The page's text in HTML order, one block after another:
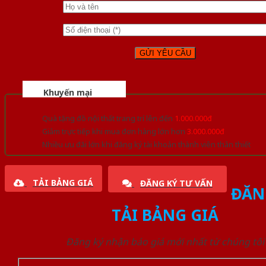
Khuyến mại
Quà tặng đồ nội thất trang trí lên đến 1.000.000đ
Giảm trực tiếp khi mua đơn hàng lớn hơn 3.000.000đ
Nhiều ưu đãi lớn khi đăng ký tài khoản thành viên thân thiết
TẢI BẢNG GIÁ ĐĂNG KÝ TƯ VẤN
TẢI BẢNG GIÁ
Đăng ký nhận báo giá mới nhất từ chúng tôi